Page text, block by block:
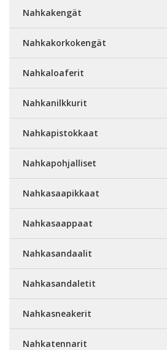
Nahkakengät
Nahkakorkokengät
Nahkaloaferit
Nahkanilkkurit
Nahkapistokkaat
Nahkapohjalliset
Nahkasaapikkaat
Nahkasaappaat
Nahkasandaalit
Nahkasandaletit
Nahkasneakerit
Nahkatennarit